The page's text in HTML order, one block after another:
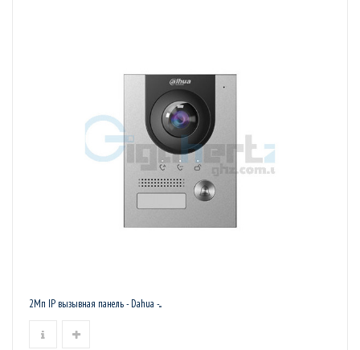
2Мп IP вызывная панель - Dahua -...